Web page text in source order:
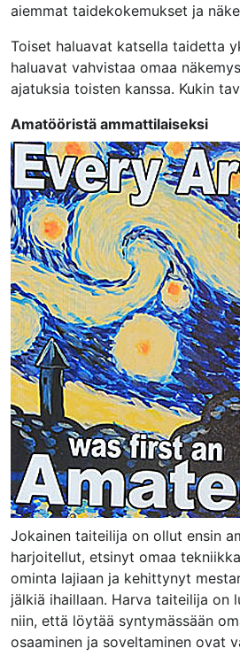
aiemmat taidekokemukset ja
Toiset haluavat katsella taidetta
haluavat vahvistaa omaa
ajatuksia toisten kanssa. Kukin
Amatööristä ammattilaiseksi
Jokainen taiteilija on ollut ensin
harjoitellut, etsinyt omaa
ominta lajiaan ja kehittynyt
jälkiä ihaillaan. Harva taiteilija on
niin, että löytää syntymässään
osaaminen ja soveltaminen ovat